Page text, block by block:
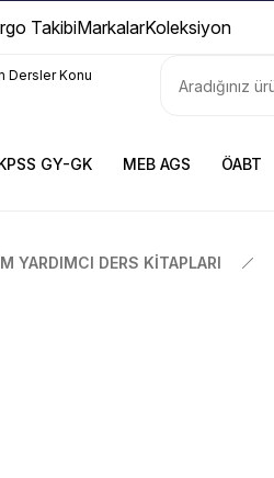
TakibiMarkalarKoleksiyon
GY-GK MEB AGS ÖABT
YARDIMCI DERS KİTAPLARI